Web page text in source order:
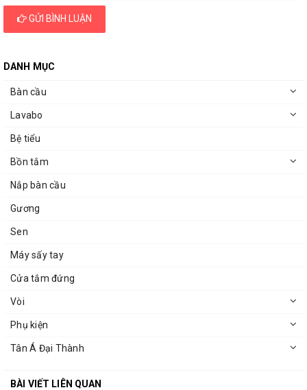
GỬI BÌNH LUẬN
DANH MỤC
Bàn cầu
Lavabo
Bệ tiểu
Bồn tắm
Nắp bàn cầu
Gương
Sen
Máy sấy tay
Cửa tắm đứng
Vòi
Phụ kiện
Tân Á Đại Thành
BÀI VIẾT LIÊN QUAN